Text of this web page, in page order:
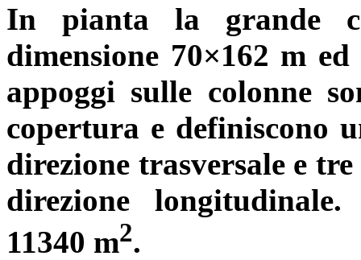
In pianta la grande
dimensione 70×162 m
appoggi sulle colonne
copertura e definiscono
direzione trasversale e
direzione
11340 m2.